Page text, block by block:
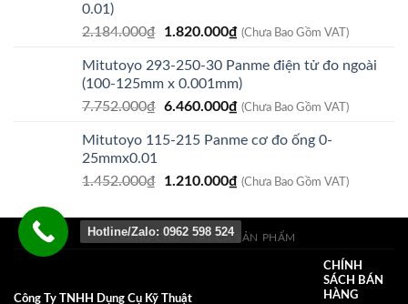
0.01)
2.184.000₫
Giá
là:
2.184.000₫.
1.820.000₫Giá
tại
là:
1.820.000₫.
(Chưa Bao Gồm VAT)
Mitutoyo 293-250-30 Panme điện tử đo ngoài
(100-125mm x 0.001mm)
7.752.000₫ Giá
là:
6.460.000₫Giá
tại
6.460.000₫.
(Chưa Bao Gồm VAT)
Mitutoyo 115-215 Panme cơ đo ống 0-
25mmx0.01
1.452.000₫
Giá
là:
1.452.000₫.
1.210.000₫Giá
tại
là:
(Chưa Bao Gồm VAT)
TRANG CHỦ TẤT CẢ SẢN PHẨM
Công Ty TNHH Dụng Cụ Kỹ Thuật
CHÍNH
SÁCH BÁN
HÀNG
Hotline/Zalo: 0962 598 524